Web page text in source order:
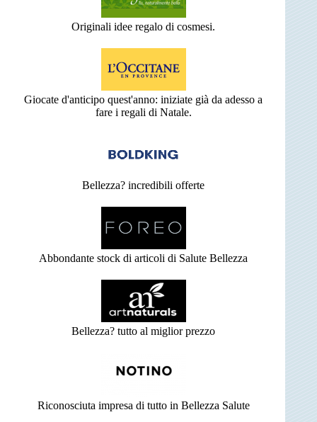
Originali idee regalo di cosmesi.
Giocate d'anticipo quest'anno: iniziate già da adesso a
fare i regali di Natale.
Bellezza? incredibili offerte
Abbondante stock di articoli di Salute Bellezza
Bellezza? tutto al miglior prezzo
Riconosciuta impresa di tutto in Bellezza Salute